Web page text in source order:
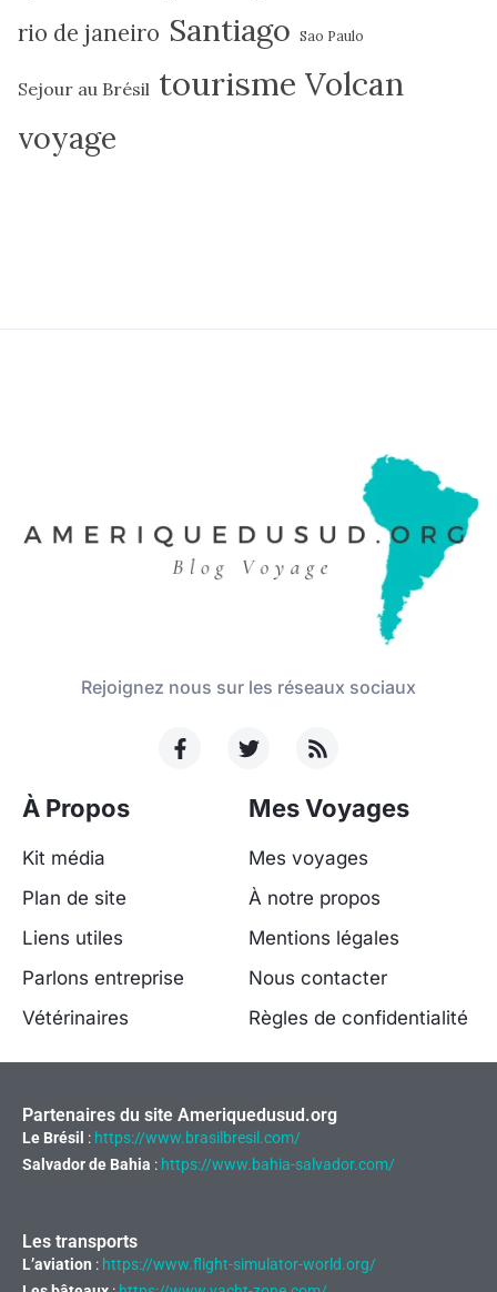
rio de janeiro Santiago Sao Paulo
Sejour au Brésil tourisme Volcan
voyage
Rejoignez nous sur les réseaux sociaux
À Propos
Kit média
Plan de site
Liens utiles
Parlons entreprise
Vétérinaires
Mes Voyages
Mes voyages
À notre propos
Mentions légales
Nous contacter
Règles de confidentialité
Partenaires du site Ameriquedusud.org
Le Brésil : https://www.brasilbresil.com/
Salvador de Bahia : https://www.bahia-salvador.com/
Les transports
L’aviation : https://www.flight-simulator-world.org/